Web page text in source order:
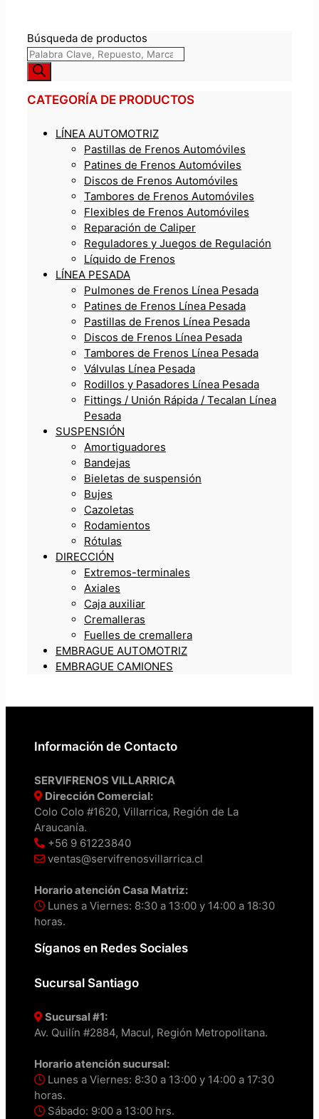
Búsqueda de productos
CATEGORÍA DE PRODUCTOS
LÍNEA AUTOMOTRIZ
Pastillas de Frenos Automóviles
Patines de Frenos Automóviles
Discos de Frenos Automóviles
Tambores de Frenos Automóviles
Flexibles de Frenos Automóviles
Reparación de Caliper
Reguladores y Juegos de Regulación
Líquido de Frenos
LÍNEA PESADA
Pulmones de Frenos Línea Pesada
Patines de Frenos Línea Pesada
Pastillas de Frenos Línea Pesada
Discos de Frenos Línea Pesada
Tambores de Frenos Línea Pesada
Válvulas Línea Pesada
Rodillos y Pasadores Línea Pesada
Fittings / Unión Rápida / Tecalan Línea
Pesada
SUSPENSIÓN
Amortiguadores
Bandejas
Bieletas de suspensión
Bujes
Cazoletas
Rodamientos
Rótulas
DIRECCIÓN
Extremos-terminales
Axiales
Caja auxiliar
Cremalleras
Fuelles de cremallera
EMBRAGUE AUTOMOTRIZ
EMBRAGUE CAMIONES
Información de Contacto
SERVIFRENOS VILLARRICA
Dirección Comercial:
Colo Colo #1620, Villarrica, Región de La
Araucanía.
+56 9 61223840
ventas@servifrenosvillarrica.cl
Horario atención Casa Matriz:
Lunes a Viernes: 8:30 a 13:00 y 14:00 a 18:30
horas.
Síganos en Redes Sociales
Sucursal Santiago
Sucursal #1:
Av. Quilín #2884, Macul, Región Metropolitana.
Horario atención sucursal:
Lunes a Viernes: 8:30 a 13:00 y 14:00 a 17:30
horas.
Sábado: 9:00 a 13:00 hrs.